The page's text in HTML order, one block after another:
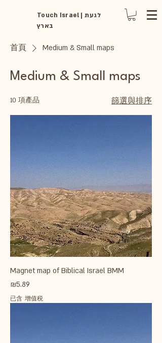
Touch Israel | לגעת
בארץ
首頁 Medium & Small maps
Medium & Small maps
10 項產品 篩選與排序
Magnet map of Biblical Israel BMM
價格
₪5.89
已含 增值税